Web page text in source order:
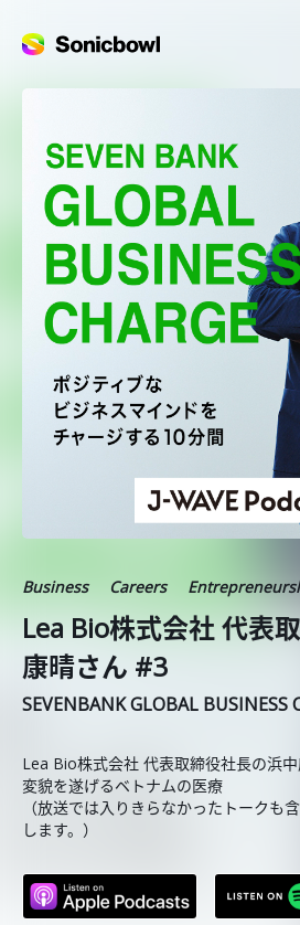
Business Careers
Lea Bio株式会社 代表
康晴さん #3
SEVENBANK GLOBAL BUSINESS
Lea Bio株式会社 代表取締役社長の浜中
変貌を遂げるベトナムの医療
（放送では入りきらなかったトークも
します。）